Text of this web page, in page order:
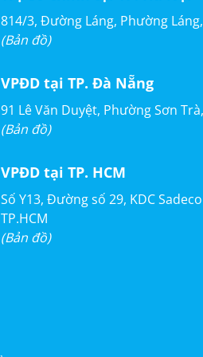
814/3, Đường Láng, Phường
(Bản đồ)
VPĐD tại TP. Đà Nẵng
91 Lê Văn Duyệt, Phường Sơn
(Bản đồ)
VPĐD tại TP. HCM
Số Y13, Đường số 29, KDC
TP.HCM
(Bản đồ)